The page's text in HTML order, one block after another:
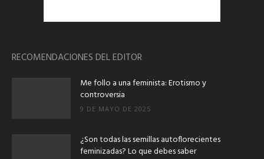
RECOMENDACIONES DEL EDITOR
Me follo a una feminista: Erotismo y
controversia
9 DE MAYO DE 2025
¿Son todas las semillas autoflorecientes
feminizadas? Lo que debes saber